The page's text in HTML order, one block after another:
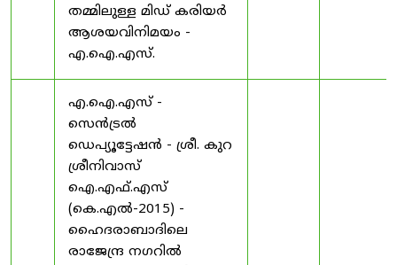
തമ്മിലുള്ള മിഡ് കരിയർ
ആശയവിനിമയം -
എ.ഐ.എസ്.
എ.ഐ.എസ് -
സെൻട്രൽ
ഡെപ്യൂട്ടേഷൻ - ശ്രീ. കുറ
ശ്രീനിവാസ്
ഐ.എഫ്.എസ്
(കെ.എൽ-2015) -
ഹൈദരാബാദിലെ
രാജേന്ദ്ര നഗറിൽ